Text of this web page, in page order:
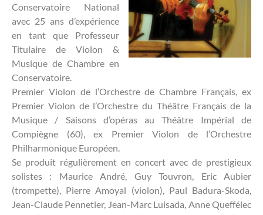
Conservatoire National
avec 25 ans d’expérience
en tant que Professeur
Titulaire de Violon &
Musique de Chambre en
Conservatoire.
Premier Violon de l’Orchestre de Chambre Français, ex
Premier Violon de l’Orchestre du Théâtre Français de la
Musique / Saisons d’opéras au Théâtre Impérial de
Compiègne (60), ex Premier Violon de l’Orchestre
Philharmonique Européen.
Se produit régulièrement en concert avec de prestigieux
solistes : Maurice André, Guy Touvron, Eric Aubier
(trompette), Pierre Amoyal (violon), Paul Badura-Skoda,
Jean-Claude Pennetier, Jean-Marc Luisada, Anne Queffélec